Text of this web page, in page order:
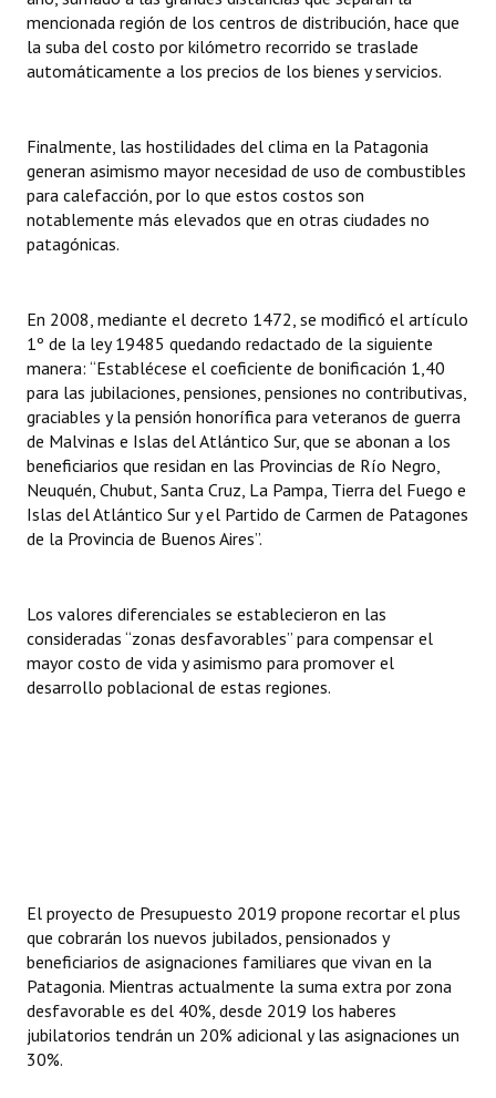
mencionada región de los centros de distribución, hace que
la suba del costo por kilómetro recorrido se traslade
automáticamente a los precios de los bienes y servicios.
Finalmente, las hostilidades del clima en la Patagonia
generan asimismo mayor necesidad de uso de combustibles
para calefacción, por lo que estos costos son
notablemente más elevados que en otras ciudades no
patagónicas.
En 2008, mediante el decreto 1472, se modificó el artículo
1º de la ley 19485 quedando redactado de la siguiente
manera: “Establécese el coeficiente de bonificación 1,40
para las jubilaciones, pensiones, pensiones no contributivas,
graciables y la pensión honorífica para veteranos de guerra
de Malvinas e Islas del Atlántico Sur, que se abonan a los
beneficiarios que residan en las Provincias de Río Negro,
Neuquén, Chubut, Santa Cruz, La Pampa, Tierra del Fuego e
Islas del Atlántico Sur y el Partido de Carmen de Patagones
de la Provincia de Buenos Aires”.
Los valores diferenciales se establecieron en las
consideradas “zonas desfavorables” para compensar el
mayor costo de vida y asimismo para promover el
desarrollo poblacional de estas regiones.
El proyecto de Presupuesto 2019 propone recortar el plus
que cobrarán los nuevos jubilados, pensionados y
beneficiarios de asignaciones familiares que vivan en la
Patagonia. Mientras actualmente la suma extra por zona
desfavorable es del 40%, desde 2019 los haberes
jubilatorios tendrán un 20% adicional y las asignaciones un
30%.